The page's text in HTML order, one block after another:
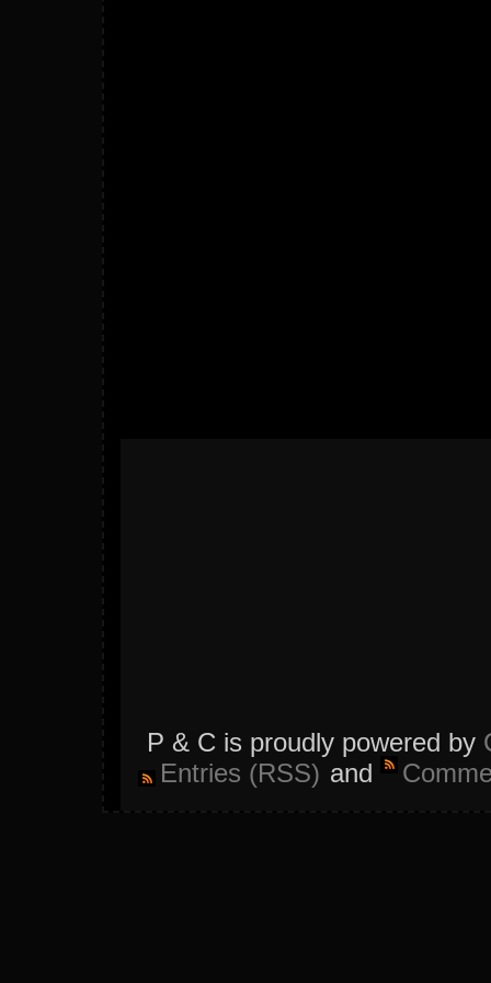
P & C is proudly powered by
Entries (RSS) and